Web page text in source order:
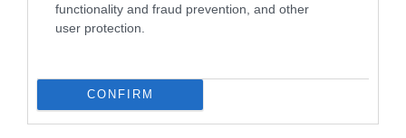
functionality and fraud prevention, and other
user protection.
CONFIRM